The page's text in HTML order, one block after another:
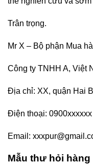
Trân trọng.
Mr X – Bộ phận Mua
Công ty TNHH A, Việt
Địa chỉ: XX, quận Hai
Điện thoại: 0900xxxxxx
Email:
Mẫu thư hỏi